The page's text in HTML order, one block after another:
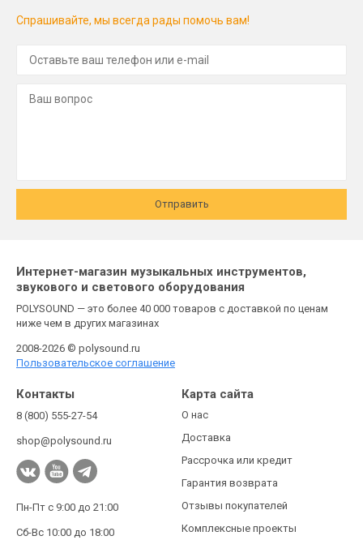
Спрашивайте, мы всегда рады помочь вам!
Отправить
Интернет-магазин музыкальных инструментов,
звукового и светового оборудования
POLYSOUND — это более 40 000 товаров с доставкой по ценам
ниже чем в других магазинах
2008-2026 © polysound.ru
Пользовательское соглашение
Контакты
8 (800) 555-27-54
shop@polysound.ru
Пн-Пт с 9:00 до 21:00
Сб-Вс 10:00 до 18:00
Карта сайта
О нас
Доставка
Рассрочка или кредит
Гарантия возврата
Отзывы покупателей
Комплексные проекты